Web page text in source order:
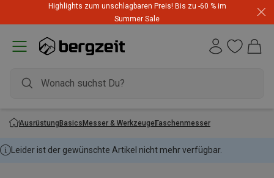
Highlights zum unschlagbaren Preis! Bis zu -60 % im
Summer Sale
AusrüstungBasicsMesser & WerkzeugeTaschenmesser
Leider ist der gewünschte Artikel nicht mehr verfügbar.